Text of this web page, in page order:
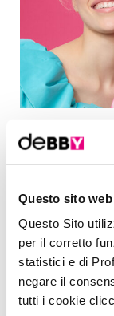
Questo sito
Questo Sito
per il corretto
statistici e di
negare il
tutti i cookie
Surpreyes
lunghezza e volume
Ci sono sguardi che
senza fiato. La potenza
ma dall’equilibrio dei
magnetico, il ruolo
Sono loro a